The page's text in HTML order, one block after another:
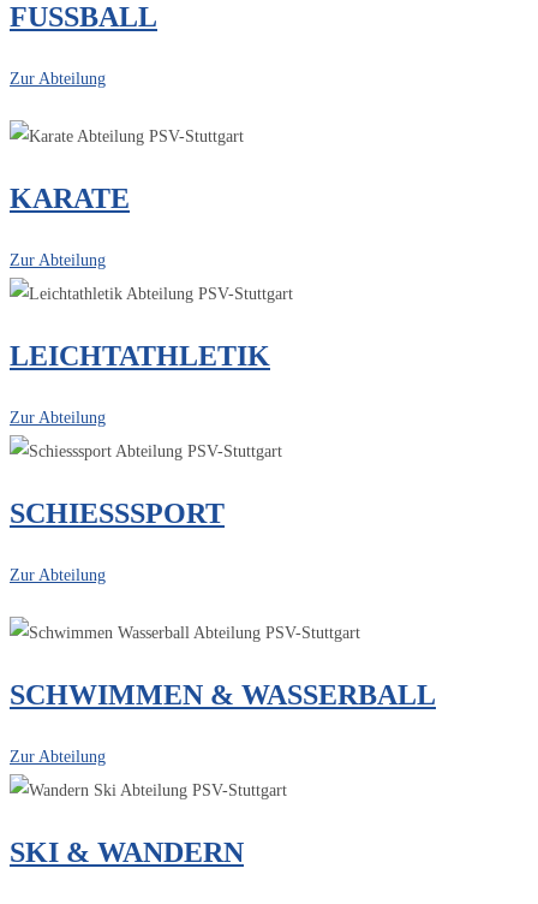
FUSSBALL
Zur Abteilung
KARATE
Zur Abteilung
LEICHTATHLETIK
Zur Abteilung
SCHIESSSPORT
Zur Abteilung
SCHWIMMEN & WASSERBALL
Zur Abteilung
SKI & WANDERN